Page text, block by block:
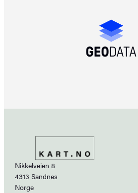
Nikkelveien 8
4313 Sandnes
Norge